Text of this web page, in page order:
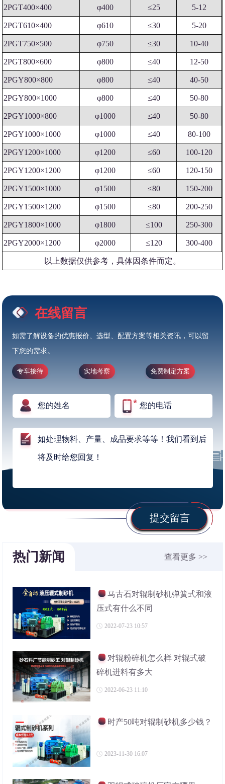
2PGT400×400 φ400 ≤25 5-12
2PGT610×400 φ610 ≤30 5-20
2PGT750×500 φ750 ≤30 10-40
2PGT800×600 φ800 ≤40 12-50
2PGY800×800 φ800 ≤40 40-50
2PGY800×1000 φ800 ≤40 50-80
2PGY1000×800 φ1000 ≤40 50-80
2PGY1000×1000 φ1000 ≤40 80-100
2PGY1200×1000 φ1200 ≤60 100-120
2PGY1200×1200 φ1200 ≤60 120-150
2PGY1500×1000 φ1500 ≤80 150-200
2PGY1500×1200 φ1500 ≤80 200-250
2PGY1800×1000 φ1800 ≤100 250-300
2PGY2000×1200 φ2000 ≤120 300-400
以上数据仅供参考，具体因条件而定。
在线留言
如需了解设备的优惠报价、选型、配置方案等相关资讯，可以留
下您的需求。
专车接待 实地考察 免费制定方案
提交留言
热门新闻 查看更多 >>
马古石对辊制砂机弹簧式和液
压式有什么不同
2022-07-23 10:57
对辊粉碎机怎么样 对辊式破
碎机进料有多大
2022-06-23 11:10
时产50吨对辊制砂机多少钱？
2023-11-30 16:07